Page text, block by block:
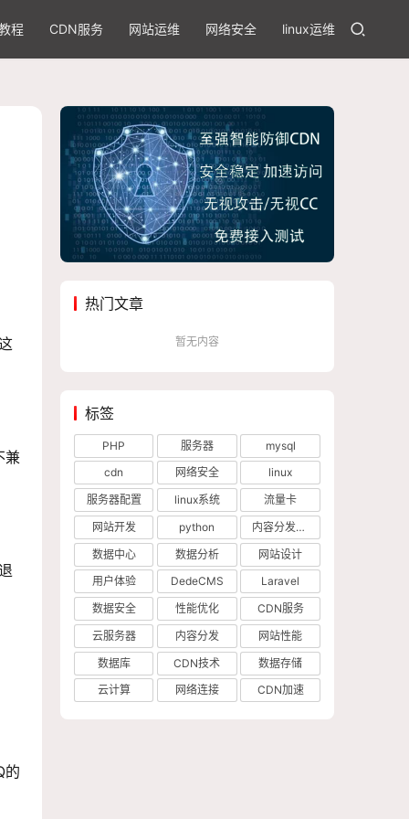
程 CDN服务 网站运维 网络安全 linux运维
兼
的
热门文章
暂无内容
标签
PHP 服务器
mysql
cdn
网络安全
linux
服务器配置
linux系统
流量卡
网站开发
python
内容分发网络
数据中心
数据分析
网站设计
用户体验
DedeCMS
Laravel
数据安全
性能优化
CDN服务
云服务器
内容分发
网站性能
数据库
CDN技术
数据存储
云计算
网络连接 CDN加速